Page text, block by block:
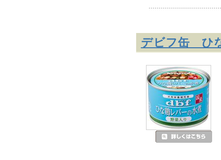
デビフ缶 ひ